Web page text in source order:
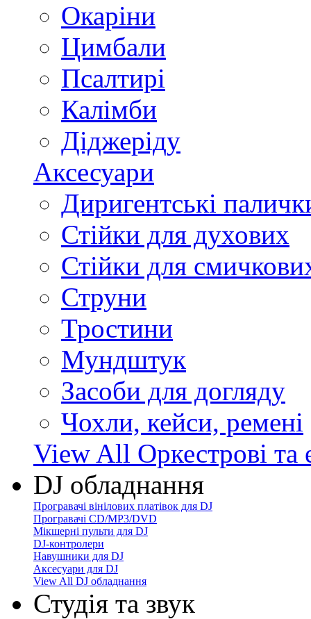
Окаріни
Цимбали
Псалтирі
Калімби
Діджеріду
Аксесуари
Диригентські
Стійки для духових
Стійки для
Струни
Тростини
Мундштук
Засоби для догляду
Чохли, кейси, ремені
View All Оркестрові та
DJ обладнання
Програвачі вінілових платівок для DJ
Програвачі CD/MP3/DVD
Мікшерні пульти для DJ
DJ-контролери
Навушники для DJ
Аксесуари для DJ
View All DJ обладнання
Студія та звук